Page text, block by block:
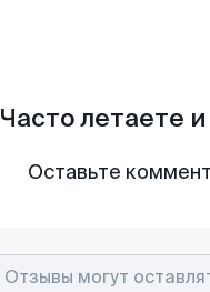
Часто летаете
Оставьте